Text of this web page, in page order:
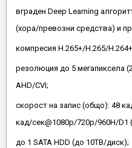
вграден Deep Learning
(хора/превозни средства) и
компресия H.265+/H.265/
резолюция до 5 мегапиксела
AHD/CVI;
скорост на запис (общо): 48
кад/сек@1080p/720p/960H/D1
до 1 SATA HDD (до 10ТВ/диск);